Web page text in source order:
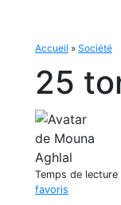
Accueil » Société
25
Temps de lecture
favoris